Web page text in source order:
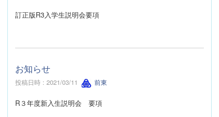
訂正版R3入学生説明会要項
お知らせ
投稿日時 : 2021/03/11 前東
R３年度新入生説明会 要項